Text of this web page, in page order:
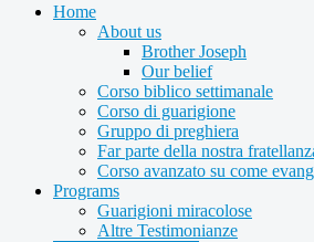
Home
About us
Brother Joseph
Our belief
Corso biblico settimanale
Corso di guarigione
Gruppo di preghiera
Far parte della nostra
Corso avanzato su come
Programs
Guarigioni miracolose
Altre Testimonianze